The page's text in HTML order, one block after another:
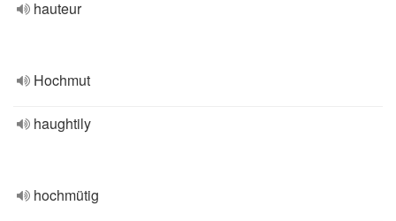
hauteur
Hochmut
haughtily
hochmütig